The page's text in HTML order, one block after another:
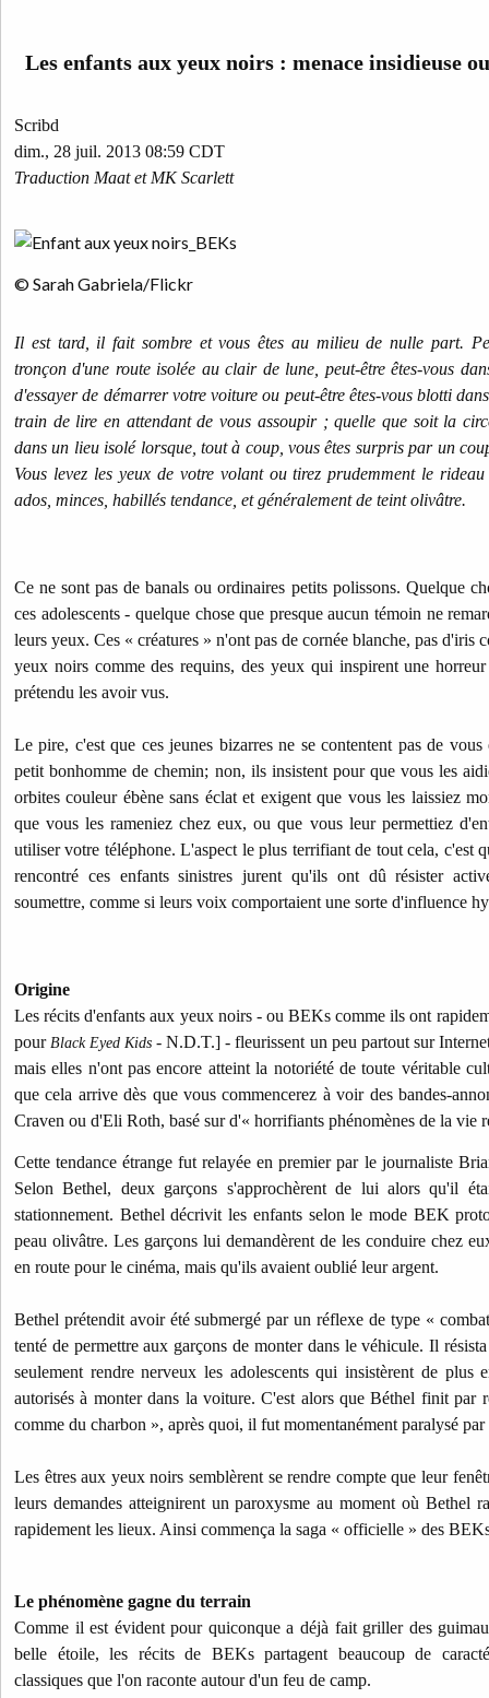
Les enfants aux yeux noirs : menace insidieuse
Scribd
dim., 28 juil. 2013 08:59 CDT
Traduction Maat et MK Scarlett
© Sarah Gabriela/Flickr
Il est tard, il fait sombre et vous êtes au milieu de nulle part.
tronçon d'une route isolée au clair de lune, peut-être êtes-vous
d'essayer de démarrer votre voiture ou peut-être êtes-vous blotti
train de lire en attendant de vous assoupir ; quelle que soit la
dans un lieu isolé lorsque, tout à coup, vous êtes surpris par un
Vous levez les yeux de votre volant ou tirez prudemment le
ados, minces, habillés tendance, et généralement de teint olivâtre.
Ce ne sont pas de banals ou ordinaires petits polissons. Quelque
ces adolescents - quelque chose que presque aucun témoin ne
leurs yeux. Ces « créatures » n'ont pas de cornée blanche, pas d'iris
yeux noirs comme des requins, des yeux qui inspirent une
prétendu les avoir vus.
Le pire, c'est que ces jeunes bizarres ne se contentent pas de
petit bonhomme de chemin; non, ils insistent pour que vous les
orbites couleur ébène sans éclat et exigent que vous les laissiez
que vous les rameniez chez eux, ou que vous leur permettiez
utiliser votre téléphone. L'aspect le plus terrifiant de tout cela, c'est
rencontré ces enfants sinistres jurent qu'ils ont dû résister
soumettre, comme si leurs voix comportaient une sorte d'influence
Origine
Les récits d'enfants aux yeux noirs - ou BEKs comme ils ont
pour Black Eyed Kids - N.D.T.] - fleurissent un peu partout sur
mais elles n'ont pas encore atteint la notoriété de toute véritable
que cela arrive dès que vous commencerez à voir des bandes-
Craven ou d'Eli Roth, basé sur d'« horrifiants phénomènes de la vie
Cette tendance étrange fut relayée en premier par le journaliste
Selon Bethel, deux garçons s'approchèrent de lui alors qu'il
stationnement. Bethel décrivit les enfants selon le mode BEK
peau olivâtre. Les garçons lui demandèrent de les conduire chez
en route pour le cinéma, mais qu'ils avaient oublié leur argent.
Bethel prétendit avoir été submergé par un réflexe de type «
tenté de permettre aux garçons de monter dans le véhicule. Il
seulement rendre nerveux les adolescents qui insistèrent de plus
autorisés à monter dans la voiture. C'est alors que Béthel finit par
comme du charbon », après quoi, il fut momentanément paralysé par
Les êtres aux yeux noirs semblèrent se rendre compte que leur
leurs demandes atteignirent un paroxysme au moment où Bethel
rapidement les lieux. Ainsi commença la saga « officielle » des
Le phénomène gagne du terrain
Comme il est évident pour quiconque a déjà fait griller des
belle étoile, les récits de BEKs partagent beaucoup de
classiques que l'on raconte autour d'un feu de camp.